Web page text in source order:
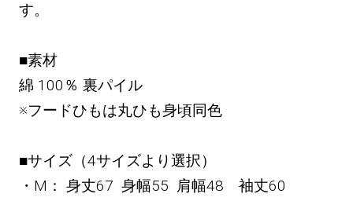
す。
■素材
綿 100％ 裏パイル
※フードひもは丸ひも身頃同色
■サイズ（4サイズより選択）
・M： 身丈67 身幅55 肩幅48 袖丈60